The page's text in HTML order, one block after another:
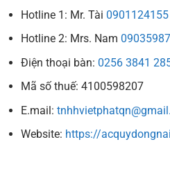
Hotline 1: Mr. Tài 0901124155
Hotline 2: Mrs. Nam
Điện thoại bàn: 0256 3841
Mã số thuế: 4100598207
E.mail:
Website: https://